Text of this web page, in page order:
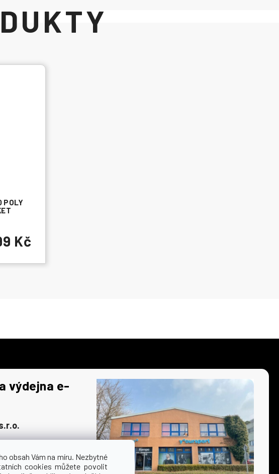
obsah Vám na míru. Nezbytné
cookies můžete povolit
POLY
Kč
výdejna e-
16:30